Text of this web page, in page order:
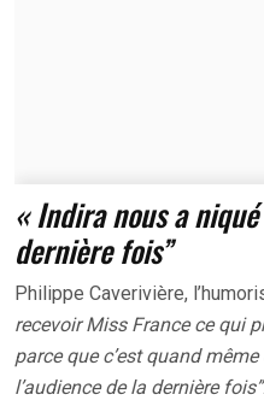
« Indira nous a
dernière fois”
Philippe Caverivière,
recevoir Miss France ce qui
parce que c’est quand
l’audience de la dernière fois”.